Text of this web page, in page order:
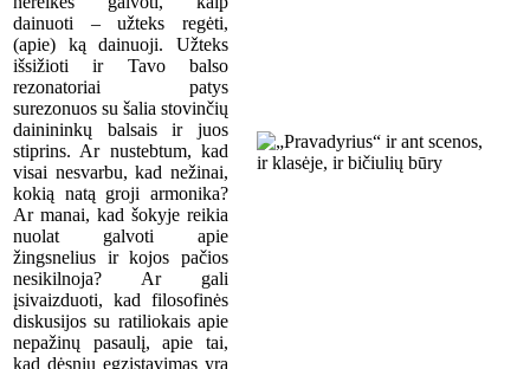
dainuoti – užteks regėti,
(apie) ką dainuoji. Užteks
išsižioti ir Tavo balso
rezonatoriai patys
surezonuos su šalia stovinčių
dainininkų balsais ir juos
stiprins. Ar nustebtum, kad
visai nesvarbu, kad nežinai,
kokią natą groji armonika?
Ar manai, kad šokyje reikia
nuolat galvoti apie
žingsnelius ir kojos pačios
nesikilnoja? Ar gali
įsivaizduoti, kad filosofinės
diskusijos su ratiliokais apie
nepažinų pasaulį, apie tai,
kad dėsnių egzistavimas yra